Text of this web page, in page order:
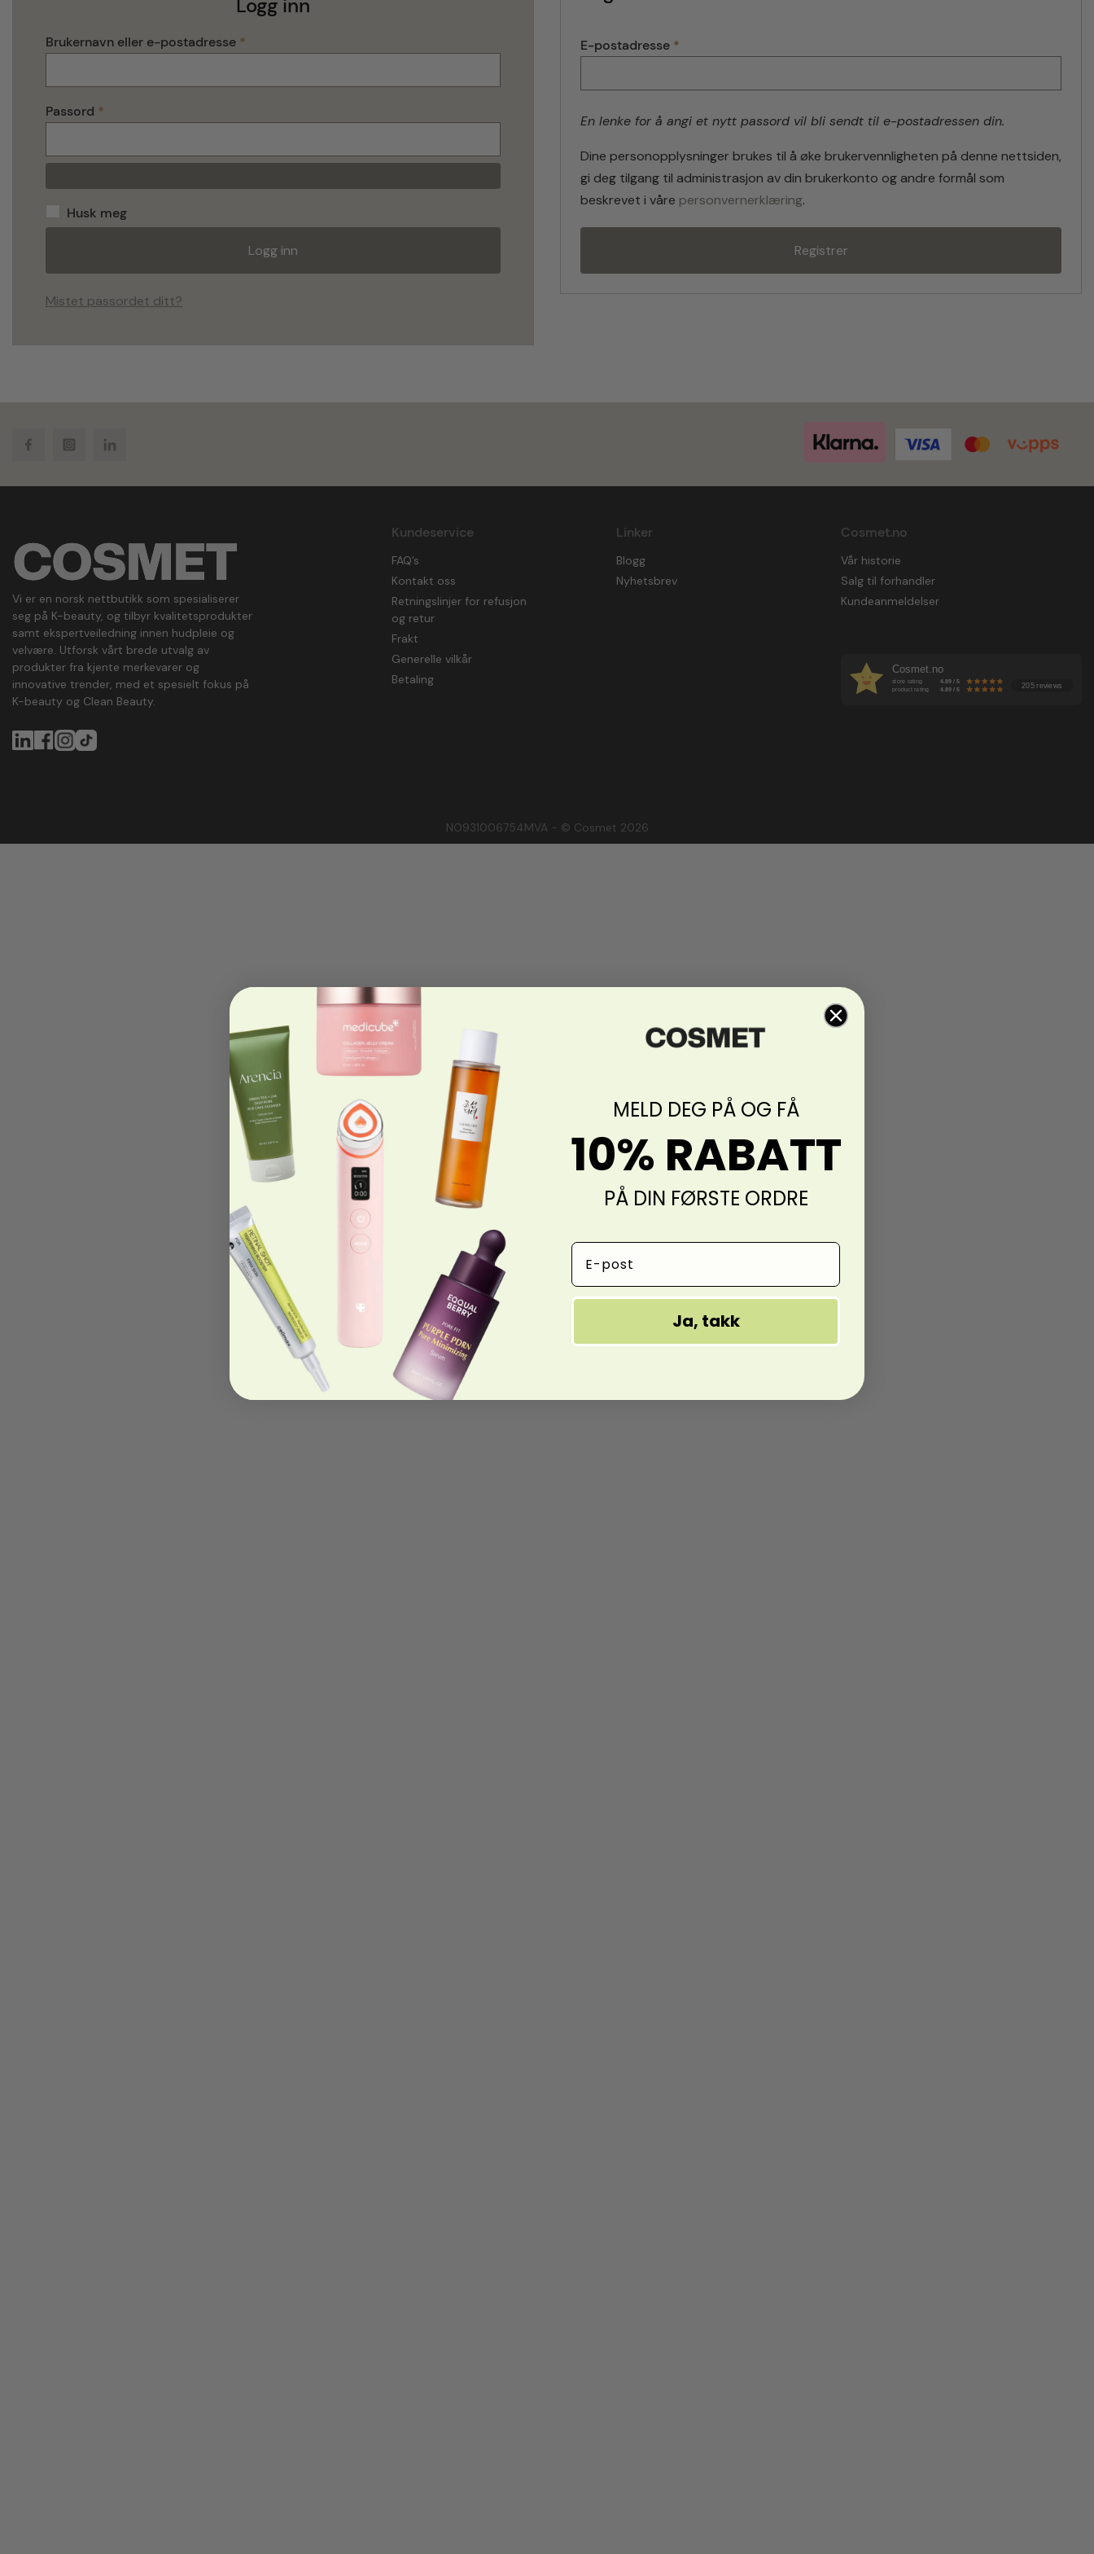
Logg inn
Brukernavn eller e-postadresse *
å
r
v
Passord *
å
r
v
Husk meg
Logg inn
Mistet passordet ditt?
E-postadresse *
å
r
v
En lenke for å angi et nytt passord vil bli sendt til e-postadressen din.
Dine personopplysninger brukes til å øke brukervennligheten på denne nettsiden,
gi deg tilgang til administrasjon av din brukerkonto og andre formål som
beskrevet i våre personvernerklæring.
Registrer
FacebookInstagramLinkedIn
Vi er en norsk nettbutikk som spesialiserer
seg på K-beauty, og tilbyr kvalitetsprodukter
samt ekspertveiledning innen hudpleie og
velvære. Utforsk vårt brede utvalg av
produkter fra kjente merkevarer og
innovative trender, med et spesielt fokus på
K-beauty og Clean Beauty.
Kundeservice
FAQ’s
Kontakt oss
Retningslinjer for refusjon
og retur
Frakt
Generelle vilkår
Betaling
Linker
Blogg
Nyhetsbrev
Cosmet.no
Vår historie
Salg til forhandler
Kundeanmeldelser
Cosmet.no
store rating
4.89 / 5
product rating
4.89 / 5 205 reviews
NO931006754MVA - © Cosmet 2026
MELD DEG PÅ OG FÅ
10% RABATT
PÅ DIN FØRSTE ORDRE
Email Address
Ja, takk